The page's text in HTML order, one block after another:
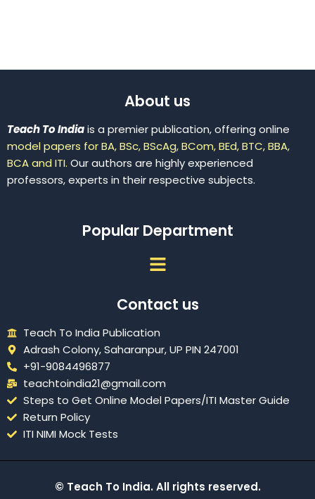
About us
Teach To Indiais a premier publication, offering online
model papers for BA, BSc, BScAg, BCom, BEd, BTC, BBA,
BCA and ITI. Our authors are highly experienced
professors, experts in their respective subjects.
Popular Department
Menu
Contact us
Teach To India Publication
Adrash Colony, Saharanpur, UP PIN 247001
+91-9084496877
teachtoindia21@gmail.com
Steps to Get Online Model Papers/ITI Master Guide
Return Policy
ITI NIMI Mock Tests
© Teach To India. All rights reserved.